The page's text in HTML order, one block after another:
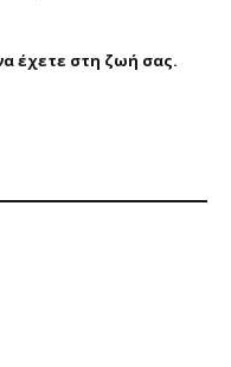
έχετε στη ζωή σας.